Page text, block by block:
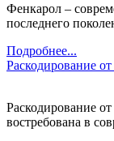
Фенкарол –
последнего
Подробнее...
Раскодирование
Раскодирование от
востребована в